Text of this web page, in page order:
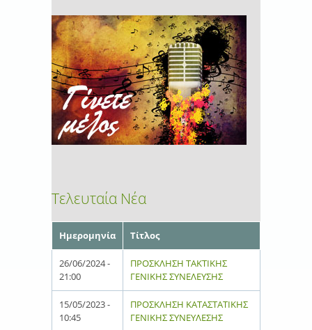
Τελευταία Νέα
Ημερομηνία Τίτλος
26/06/2024 -
21:00
ΠΡΟΣΚΛΗΣΗ ΤΑΚΤΙΚΗΣ
ΓΕΝΙΚΗΣ ΣΥΝΕΛΕΥΣΗΣ
15/05/2023 -
10:45
ΠΡΟΣΚΛΗΣΗ ΚΑΤΑΣΤΑΤΙΚΗΣ
ΓΕΝΙΚΗΣ ΣΥΝΕΥΛΕΣΗΣ